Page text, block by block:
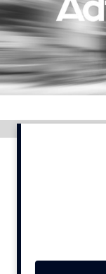
Home
9 sept: GenAI-
12 nov:
Adverteren
Opleidingen